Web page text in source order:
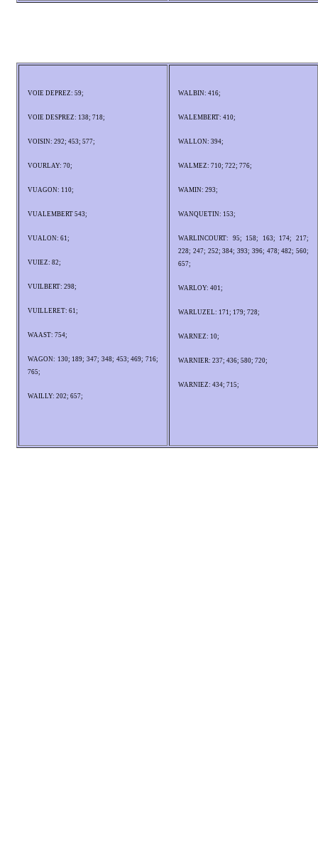
VOIE DEPREZ: 59;
VOIE DESPREZ: 138; 718;
VOISIN: 292; 453; 577;
VOURLAY: 70;
VUAGON: 110;
VUALEMBERT 543;
VUALON: 61;
VUIEZ: 82;
VUILBERT: 298;
VUILLERET: 61;
WAAST: 754;
WAGON: 130; 189; 347; 348; 453; 469; 716;
765;
WAILLY: 202; 657;
WALBIN: 416;
WALEMBERT: 410;
WALLON: 394;
WALMEZ: 710; 722; 776;
WAMIN: 293;
WANQUETIN: 153;
WARLINCOURT: 95; 158; 163; 174; 217;
228; 247; 252; 384; 393; 396; 478; 482; 560;
657;
WARLOY: 401;
WARLUZEL: 171; 179; 728;
WARNEZ: 10;
WARNIER: 237; 436; 580; 720;
WARNIEZ: 434; 715;